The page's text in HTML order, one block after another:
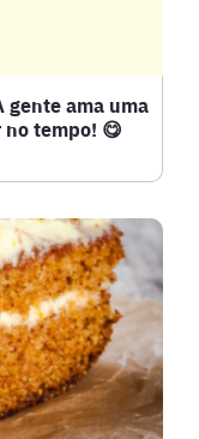
gente ama uma
tempo! 😋